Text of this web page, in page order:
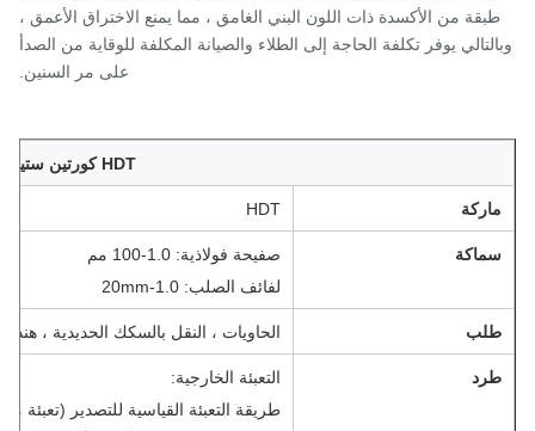
من الأكسدة ذات اللون البني الغامق ، مما يمنع الاختراق الأعمق ،
يوفر تكلفة الحاجة إلى الطلاء والصيانة المكلفة للوقاية من الصدأ
على مر السنين.
صفيحة فولاذية: 1.0-100 مم
لفائف الصلب: 1.0-20mm
الحاويات ، النقل بالسكك الحديدية ، هندسة
التعبئة الخارجية:
طريقة التعبئة القياسية للتصدير (تعبئة